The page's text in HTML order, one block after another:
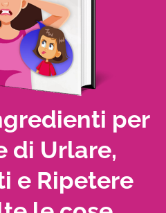
per
di Urlare,
e Ripetere